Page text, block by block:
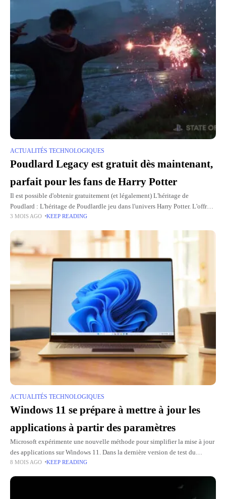
ACTUALITÉS TECHNOLOGIQUES
Poudlard Legacy est gratuit dès maintenant,
parfait pour les fans de Harry Potter
Il est possible d'obtenir gratuitement (et légalement) L'héritage de
Poudlard : L'héritage de Poudlardle jeu dans l'univers Harry Potter. L'offre
est disponible dès maintenant et se termine le 3 mai. Mais
3 MOIS AGO KEEP READING
ACTUALITÉS TECHNOLOGIQUES
Windows 11 se prépare à mettre à jour les
applications à partir des paramètres
Microsoft expérimente une nouvelle méthode pour simplifier la mise à jour
des applications sur Windows 11. Dans la dernière version de test du
système d'exploitation, une section « Mises à
8 MOIS AGO KEEP READING